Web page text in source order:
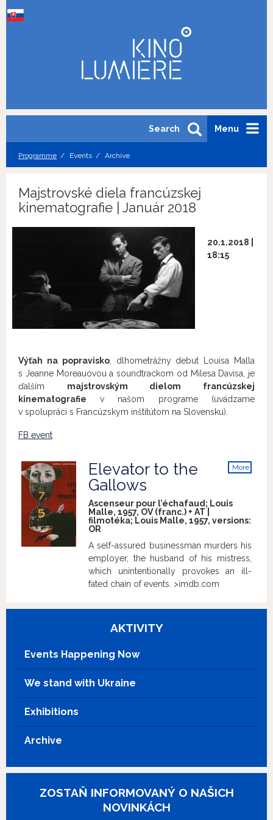
Menu
Search
Programme Events Archive
Majstrovské diela francúzskej
kinematografie | Január 2018
20.1.2018 |
18:15
Výťah na popravisko, dlhometrážny debut Louisa Malla
s Jeanne Moreauovou a soundtrackom od Milesa Davisa, je
ďalším majstrovským dielom francúzskej
kinematografie v našom programe (uvádzame
v spolupráci s Francúzskym inštitútom na Slovensku).
FB event
More
Elevator to the
Gallows
Ascenseur pour l’échafaud; Louis
Malle, 1957, OV (franc.) + AT |
filmotéka; Louis Malle, 1957, versions:
OR
A self-assured businessman murders his
employer, the husband of his mistress,
which unintentionally provokes an ill-
fated chain of events. >imdb.com
AKTIVITY
Events Happening Now
We stand with Ukraine
Exhibitions
Archive
ZOSTAŇ INFORMOVANÝ O NAŠICH
NOVINKÁCH